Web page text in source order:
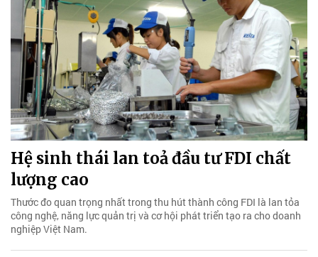
Hệ sinh thái lan toả đầu tư FDI chất
lượng cao
Thước đo quan trọng nhất trong thu hút thành công FDI là lan tỏa
công nghệ, năng lực quản trị và cơ hội phát triển tạo ra cho doanh
nghiệp Việt Nam.